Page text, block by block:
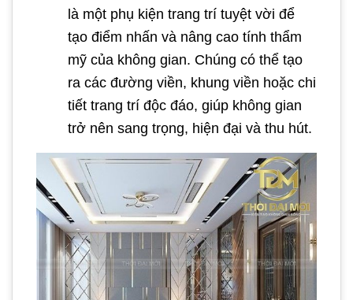
là một phụ kiện trang trí tuyệt vời để
tạo điểm nhấn và nâng cao tính thẩm
mỹ của không gian. Chúng có thể tạo
ra các đường viền, khung viền hoặc chi
tiết trang trí độc đáo, giúp không gian
trở nên sang trọng, hiện đại và thu hút.